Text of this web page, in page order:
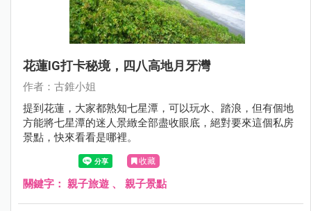
花蓮IG打卡秘境，四八高地月牙灣
作者：古錐小姐
提到花蓮，大家都熟知七星潭，可以玩水、踏浪，但有個地
方能將七星潭的迷人景緻全部盡收眼底，絕對要來這個私房
景點，快來看看是哪裡。
收藏
關鍵字： 親子旅遊 、 親子景點